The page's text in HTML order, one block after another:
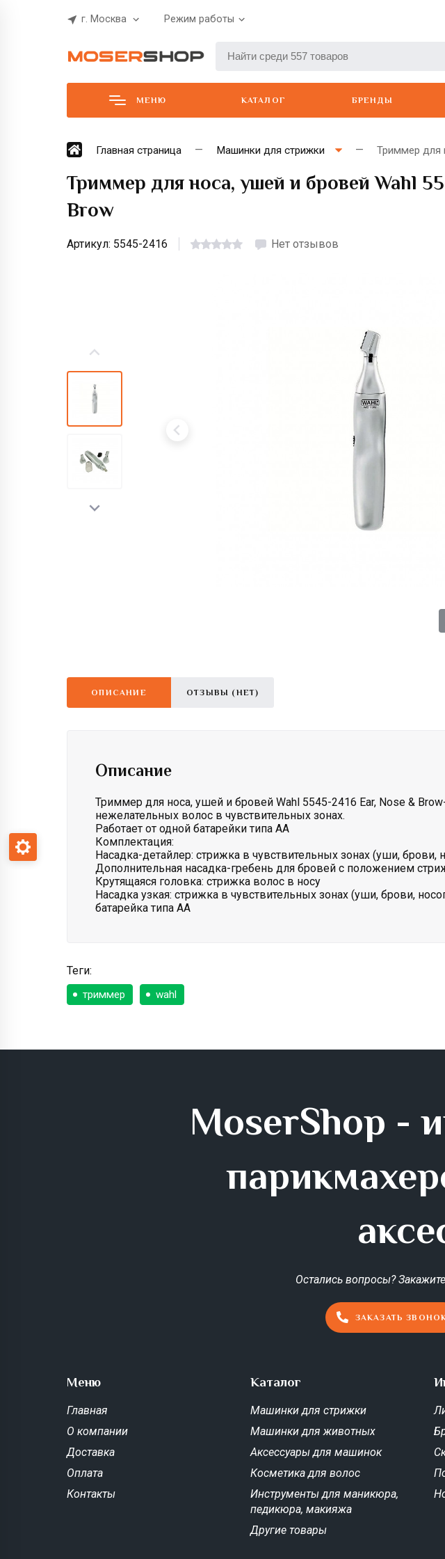
г. Москва Режим работы
МЕНЮ КАТАЛОГ БРЕНДЫ
Dimi
Главная страница Машинки для стрижки Триммер для
Триммер для носа, ушей и бровей Wahl
Brow
Артикул: 5545-2416 Нет отзывов
ОПИСАНИЕ ОТЗЫВЫ (НЕТ)
Описание
Триммер для носа, ушей и бровей Wahl 5545-2416 Ear, Nose &
нежелательных волос в чувствительных зонах.
Работает от одной батарейки типа АА
Комплектация:
Насадка-детайлер: стрижка в чувствительных зонах (уши, брови,
Дополнительная насадка-гребень для бровей с положением
Крутящаяся головка: стрижка волос в носу
Насадка узкая: стрижка в чувствительных зонах (уши, брови,
батарейка типа АА
Теги:
триммер wahl
MoserShop -
Остались вопросы?
ЗАКАЗАТЬ
Меню
Главная
О компании
Доставка
Оплата
Контакты
Каталог
Машинки для стрижки
Машинки для животных
Аксессуары для машинок
Косметика для волос
Инструменты для маникюра,
педикюра, макияжа
Другие товары